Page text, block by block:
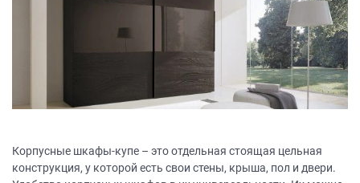
Корпусные шкафы-купе – это отдельная стоящая цельная
конструкция, у которой есть свои стены, крыша, пол и двери.